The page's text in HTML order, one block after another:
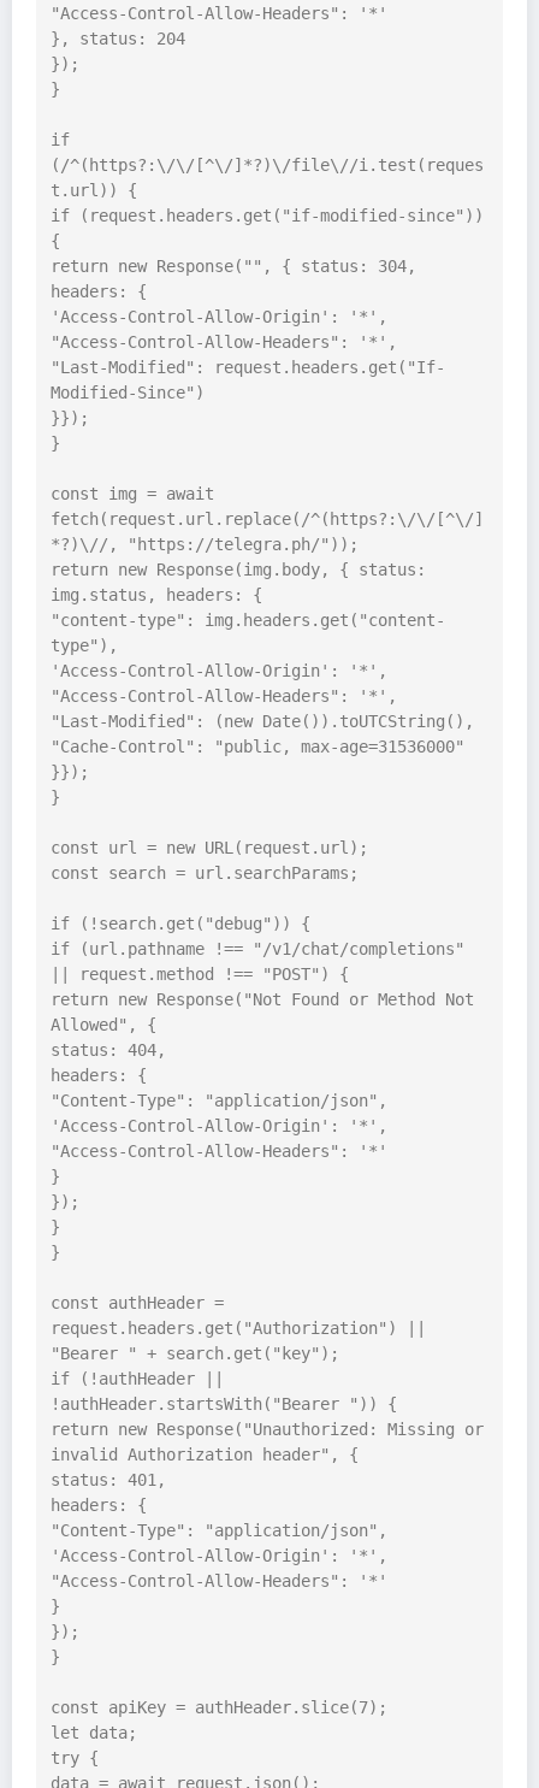
"Access-Control-Allow-Headers": '*'
}, status: 204
});
}
if
(/^(https?:\/\/[^\/]*?)\/file\//i.test(reques
t.url)) {
if (request.headers.get("if-modified-since"))
{
return new Response("", { status: 304,
headers: {
'Access-Control-Allow-Origin': '*',
"Access-Control-Allow-Headers": '*',
"Last-Modified": request.headers.get("If-
Modified-Since")
}});
}
const img = await
fetch(request.url.replace(/^(https?:\/\/[^\/]
*?)\//, "https://telegra.ph/"));
return new Response(img.body, { status:
img.status, headers: {
"content-type": img.headers.get("content-
type"),
'Access-Control-Allow-Origin': '*',
"Access-Control-Allow-Headers": '*',
"Last-Modified": (new Date()).toUTCString(),
"Cache-Control": "public, max-age=31536000"
}});
}
const url = new URL(request.url);
const search = url.searchParams;
if (!search.get("debug")) {
if (url.pathname !== "/v1/chat/completions"
|| request.method !== "POST") {
return new Response("Not Found or Method Not
Allowed", {
status: 404,
headers: {
"Content-Type": "application/json",
'Access-Control-Allow-Origin': '*',
"Access-Control-Allow-Headers": '*'
}
});
}
}
const authHeader =
request.headers.get("Authorization") ||
"Bearer " + search.get("key");
if (!authHeader ||
!authHeader.startsWith("Bearer ")) {
return new Response("Unauthorized: Missing or
invalid Authorization header", {
status: 401,
headers: {
"Content-Type": "application/json",
'Access-Control-Allow-Origin': '*',
"Access-Control-Allow-Headers": '*'
}
});
}
const apiKey = authHeader.slice(7);
let data;
try {
data = await request.json();